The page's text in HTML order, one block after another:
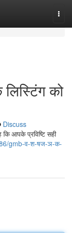
को
Discuss
आपके प्रविष्टि सही
gmb-व-श-षज-ञ-क-